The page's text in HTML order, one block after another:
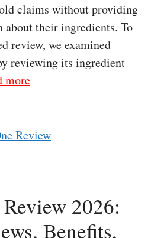
claims without providing
their ingredients. To
review, we examined
reviewing its ingredient
more
Review
2026:
Benefits,